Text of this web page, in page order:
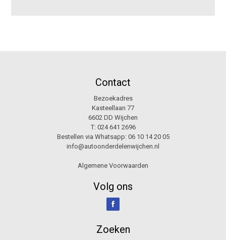
Contact
Bezoekadres
Kasteellaan 77
6602 DD Wijchen
T: 024 641 2696
Bestellen via Whatsapp: 06 10 14 20 05
info@autoonderdelenwijchen.nl
Algemene Voorwaarden
Volg ons
Zoeken